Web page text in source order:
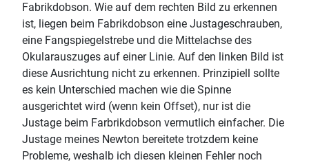
Fabrikdobson. Wie auf dem rechten Bild zu erkennen
ist, liegen beim Fabrikdobson eine Justageschrauben,
eine Fangspiegelstrebe und die Mittelachse des
Okularauszuges auf einer Linie. Auf den linken Bild ist
diese Ausrichtung nicht zu erkennen. Prinzipiell sollte
es kein Unterschied machen wie die Spinne
ausgerichtet wird (wenn kein Offset), nur ist die
Justage beim Farbrikdobson vermutlich einfacher. Die
Justage meines Newton bereitete trotzdem keine
Probleme, weshalb ich diesen kleinen Fehler noch